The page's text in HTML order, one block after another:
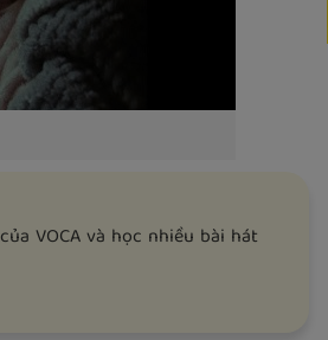
của VOCA và học nhiều bài hát